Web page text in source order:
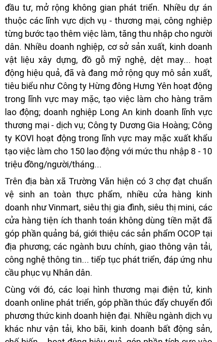
đầu tư, mở rộng không gian phát triển. Nhiều dự án
thuộc các lĩnh vực dịch vụ - thương mại, công nghiệp
từng bước tạo thêm việc làm, tăng thu nhập cho người
dân. Nhiều doanh nghiệp, cơ sở sản xuất, kinh doanh
vật liệu xây dựng, đồ gỗ mỹ nghệ, dệt may... hoạt
động hiệu quả, đã và đang mở rộng quy mô sản xuất,
tiêu biểu như Công ty Hừng đông Hưng Yên hoạt động
trong lĩnh vực may mặc, tạo việc làm cho hàng trăm
lao động; doanh nghiệp Long An kinh doanh lĩnh vực
thương mại - dịch vụ; Công ty Dương Gia Hoàng; Công
ty KOVI hoạt động trong lĩnh vực may mặc xuất khẩu
tạo việc làm cho 150 lao động với mức thu nhập 8 - 10
triệu đồng/người/tháng...
Trên địa bàn xã Trường Văn hiện có 3 chợ đạt chuẩn
vệ sinh an toàn thực phẩm, nhiều cửa hàng kinh
doanh như Vinmart, siêu thị gia đình, siêu thị mini, các
cửa hàng tiện ích thanh toán không dùng tiền mặt đã
góp phần quảng bá, giới thiệu các sản phẩm OCOP tại
địa phương; các ngành bưu chính, giao thông vận tải,
công nghệ thông tin... tiếp tục phát triển, đáp ứng nhu
cầu phục vụ Nhân dân.
Cùng với đó, các loại hình thương mại điện tử, kinh
doanh online phát triển, góp phần thúc đẩy chuyển đổi
phương thức kinh doanh hiện đại. Nhiều ngành dịch vụ
khác như vận tải, kho bãi, kinh doanh bất động sản,